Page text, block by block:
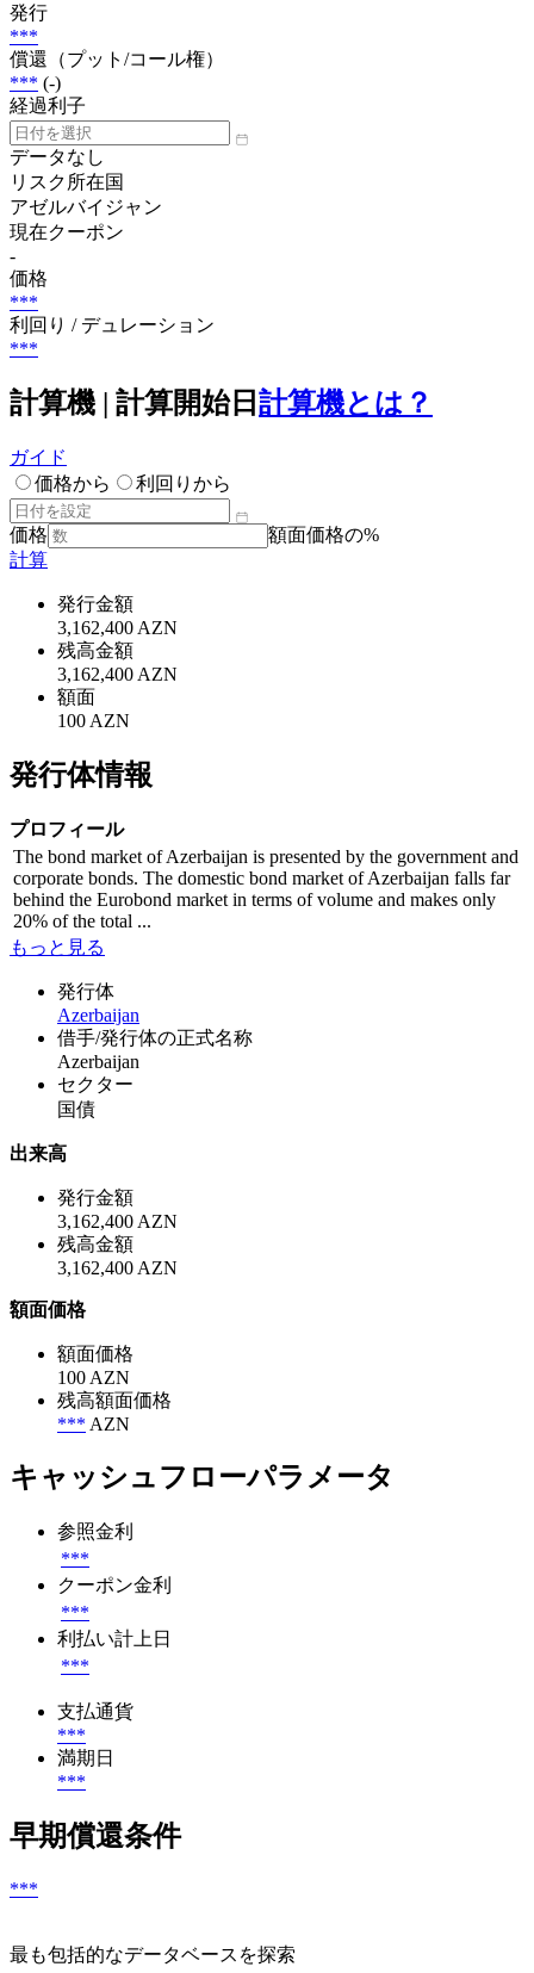
発行
***
償還（プット/コール権）
*** (-)
経過利子
データなし
リスク所在国
アゼルバイジャン
現在クーポン
-
価格
***
利回り / デュレーション
***
計算機 | 計算開始日 計算機とは？
ガイド
価格から
利回りから
価格
額面価格の%
計算
発行金額
3,162,400 AZN
残高金額
3,162,400 AZN
額面
100 AZN
発行体情報
プロフィール
The bond market of Azerbaijan is presented by the government and
corporate bonds. The domestic bond market of Azerbaijan falls far
behind the Eurobond market in terms of volume and makes only
20% of the total ...
もっと見る
発行体
Azerbaijan
借手/発行体の正式名称
Azerbaijan
セクター
国債
出来高
発行金額
3,162,400 AZN
残高金額
3,162,400 AZN
額面価格
額面価格
100 AZN
残高額面価格
*** AZN
キャッシュフローパラメータ
参照金利
***
クーポン金利
***
利払い計上日
***
支払通貨
***
満期日
***
早期償還条件
***
最も包括的なデータベースを探索